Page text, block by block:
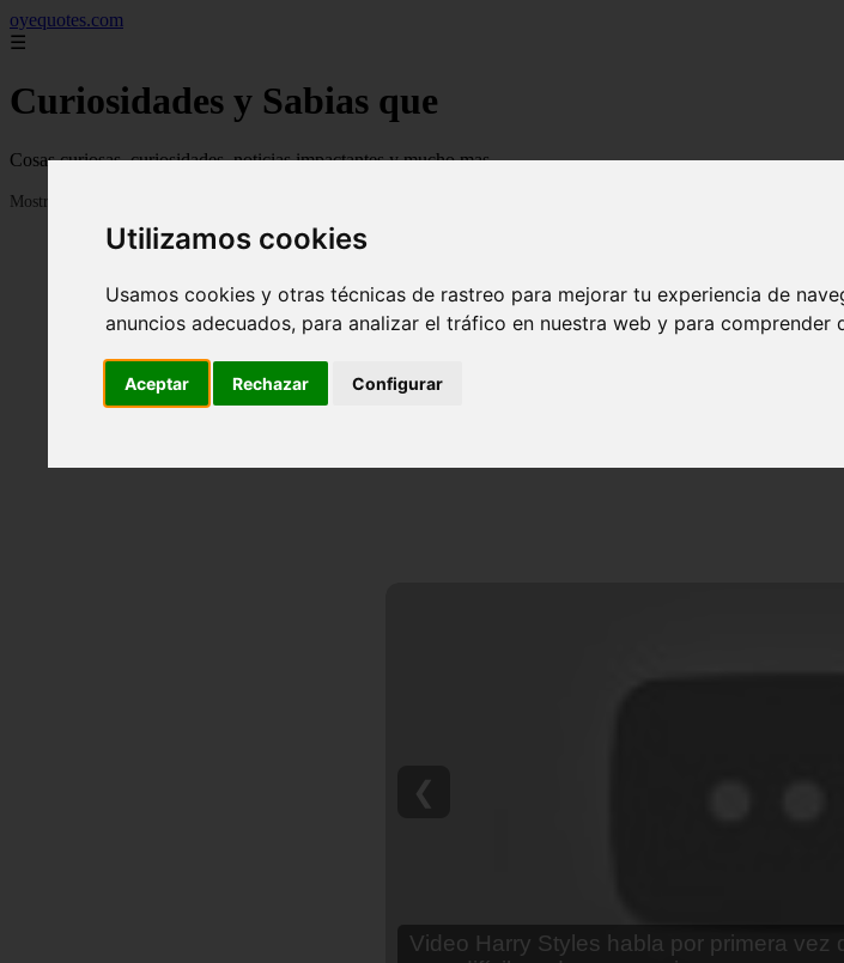
Utilizamos cookies
Usamos cookies y otras técnicas de rastreo para mejorar tu experiencia de
anuncios adecuados, para analizar el tráfico en nuestra web y para comprender
Aceptar Rechazar Configurar
oyequotes.com
☰
Curiosidades y Sabias que
Cosas curiosas, curiosidades, noticias impactantes y mucho mas
Mostrando 1 - 24 de 2838 artículos
❮